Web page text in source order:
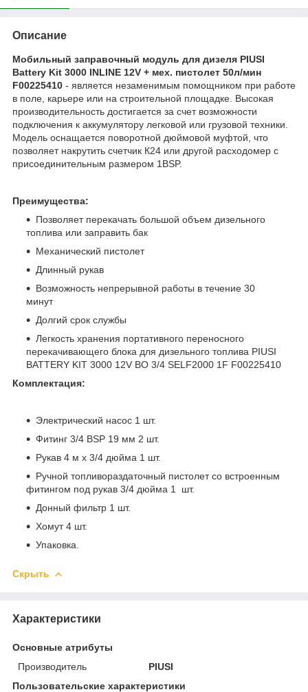
Описание
Мобильный заправочный модуль для дизеля PIUSI
Battery Kit 3000 INLINE 12V + мех. пистолет 50л/мин
F00225410 - является незаменимым помощником при работе
в поле, карьере или на строительной площадке. Высокая
производительность достигается за счет возможности
подключения к аккумулятору легковой или грузовой техники.
Модель оснащается поворотной дюймовой муфтой, что
позволяет накрутить счетчик К24 или другой расходомер с
присоединительным размером 1BSP.
Преимущества:
Позволяет перекачать большой объем дизельного
топлива или заправить бак
Механический пистолет
Длинный рукав
Возможность непрерывной работы в течение 30
минут
Долгий срок службы
Легкость хранения портативного переносного
перекачивающего блока для дизельного топлива PIUSI
BATTERY KIT 3000 12V BO 3/4 SELF2000 1F F00225410
Комплектация:
Электрический насос 1 шт.
Фитинг 3/4 BSP 19 мм 2 шт.
Рукав 4 м х 3/4 дюйма 1 шт.
Ручной топливораздаточный пистолет со встроенным
фитингом под рукав 3/4 дюйма 1 шт.
Донный фильтр 1 шт.
Хомут 4 шт.
Упаковка.
Скрыть
Характеристики
Основные атрибуты
Производитель
PIUSI
Пользовательские характеристики